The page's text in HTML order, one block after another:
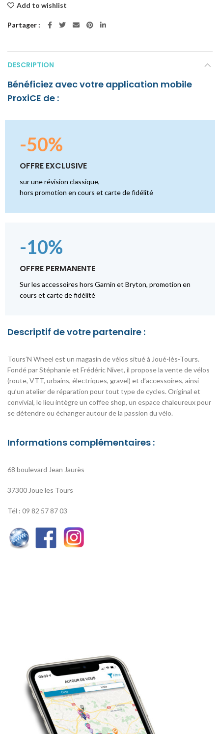
Add to wishlist
Partager
DESCRIPTION
Bénéficiez avec votre application mobile
ProxiCE de :
-50%
OFFRE EXCLUSIVE
sur une révision classique,
hors promotion en cours et carte de fidélité
-10%
OFFRE PERMANENTE
Sur les accessoires hors Garnin et Bryton, promotion en
cours et carte de fidélité
Descriptif de votre partenaire :
Tours’N Wheel est un magasin de vélos situé à Joué-lès-Tours.
Fondé par Stéphanie et Frédéric Nivet, il propose la vente de vélos
(route, VTT, urbains, électriques, gravel) et d’accessoires, ainsi
qu’un atelier de réparation pour tout type de cycles. Original et
convivial, le lieu intègre un coffee shop, un espace chaleureux pour
se détendre ou échanger autour de la passion du vélo.
Informations complémentaires :
68 boulevard Jean Jaurès
37300 Joue les Tours
Tél : 09 82 57 87 03